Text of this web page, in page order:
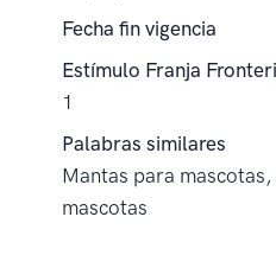
Fecha fin vigencia
Estímulo Franja
1
Palabras similares
Mantas para mascotas,
mascotas